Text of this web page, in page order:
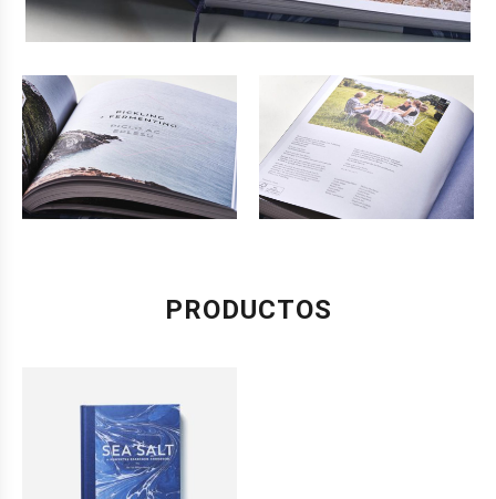
PRODUCTOS